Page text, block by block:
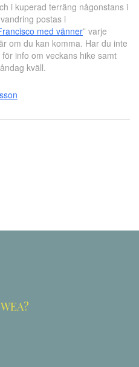
i kuperad terräng någonstans i
postas i
med vänner” varje
om du kan komma. Har du inte
info om veckans hike samt
kväll.